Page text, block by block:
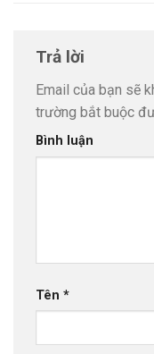
Trả lời
Email của bạn sẽ
trường bắt buộc
Bình luận
Tên *